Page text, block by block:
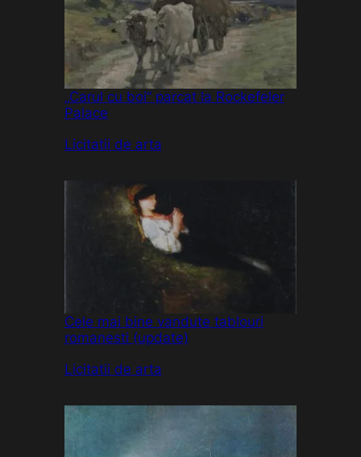
„Carul cu boi” parcat la Rockefeler
Palace
În legătură cu
Licitatii de arta
Cele mai bine vandute tablouri
romanesti (update)
În legătură cu
Licitatii de arta